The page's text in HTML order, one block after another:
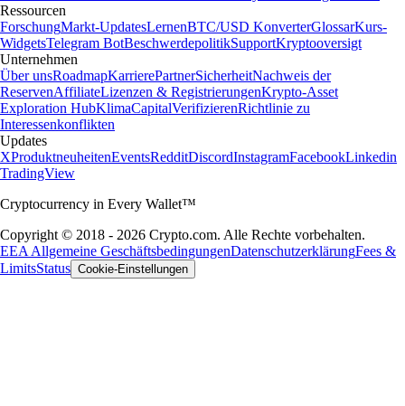
Ressourcen
ForschungMarkt-UpdatesLernenBTC/USD KonverterGlossarKurs-
WidgetsTelegram BotBeschwerdepolitikSupportKryptooversigt
Unternehmen
Über unsRoadmapKarrierePartnerSicherheitNachweis der
ReservenAffiliateLizenzen & RegistrierungenKrypto-Asset
Exploration HubKlimaCapitalVerifizierenRichtlinie zu
Interessenkonflikten
Updates
XProduktneuheitenEventsRedditDiscordInstagramFacebookLinkedin
TradingView
Cryptocurrency in Every Wallet™
Copyright © 2018 - 2026 Crypto.com. Alle Rechte vorbehalten.
EEA Allgemeine GeschäftsbedingungenDatenschutzerklärungFees &
LimitsStatus Cookie-Einstellungen